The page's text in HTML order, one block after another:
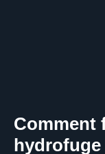
Comment